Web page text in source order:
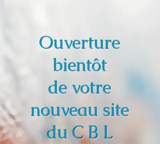
Ouverture
bientôt
de votre
nouveau site
du C B L